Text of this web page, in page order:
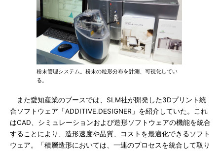
粉末管理システム。粉末の粒形分布を計測、可視化してい
る。
また愛知産業のブースでは、SLM社が開発した3Dプリント統
合ソフトウェア「ADDITIVE.DESIGNER」を紹介していた。これ
はCAD、シミュレーションおよび造形ソフトウェアの機能を統合
することにより、造形速度や品質、コストを最適化できるソフト
ウェア。「積層造形においては、一連のプロセスを統合して取り